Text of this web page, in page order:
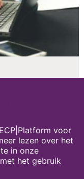
MAIL DE REDACTIE
voor
lezen over het
in onze
het gebruik